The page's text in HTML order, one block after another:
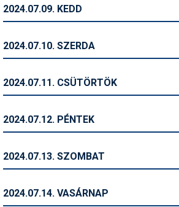
Pályázatok
Síbérletárak
Sífelszerelés
2024.07.09. KEDD
2024.07.10. SZERDA
2024.07.11. CSÜTÖRTÖK
2024.07.12. PÉNTEK
2024.07.13. SZOMBAT
2024.07.14. VASÁRNAP